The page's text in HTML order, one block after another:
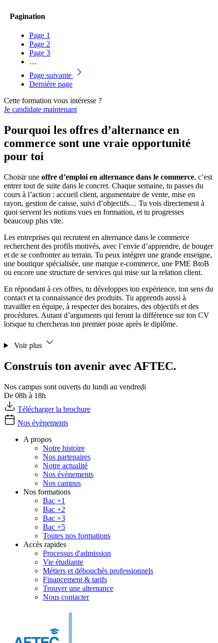
Pagination
Page 1
Page 2
Page 3
…
Page suivante
Dernière page
Cette formation vous intéresse ?
Je candidate maintenant
Pourquoi les offres d’alternance en
commerce sont une vraie opportunité
pour toi
Choisir une offre d’emploi en alternance dans le commerce, c’est
entrer tout de suite dans le concret. Chaque semaine, tu passes du
cours à l’action : accueil client, argumentaire de vente, mise en
rayon, gestion de caisse, suivi d’objectifs… Tu vois directement à
quoi servent les notions vues en formation, et tu progresses
beaucoup plus vite.
Les entreprises qui recrutent en alternance dans le commerce
recherchent des profils motivés, avec l’envie d’apprendre, de bouger
et de se confronter au terrain. Tu peux intégrer une grande enseigne,
une boutique spécialisée, une marque e-commerce, une PME BtoB
ou encore une structure de services qui mise sur la relation client.
En répondant à ces offres, tu développes ton expérience, ton sens du
contact et ta connaissance des produits. Tu apprends aussi à
travailler en équipe, à respecter des horaires, des objectifs et des
procédures. Autant d’arguments qui feront la différence sur ton CV
lorsque tu chercheras ton premier poste après le diplôme.
Voir plus
Construis ton avenir avec AFTEC.
Nos campus sont ouverts du lundi au vendredi
De 08h à 18h
Télécharger la brochure
Nos évènements
A propos
Notre histoire
Nos partenaires
Notre actualité
Nos évènements
Nos campus
Nos formations
Bac +1
Bac +2
Bac +3
Bac +5
Toutes nos formations
Accès rapides
Processus d'admission
Vie étudiante
Métiers et débouchés professionnels
Financement & tarifs
Trouver une alternance
Nous contacter